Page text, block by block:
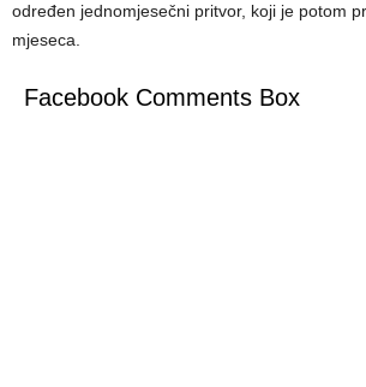
određen jednomjesečni pritvor, koji je potom
mjeseca.
Facebook Comments Box